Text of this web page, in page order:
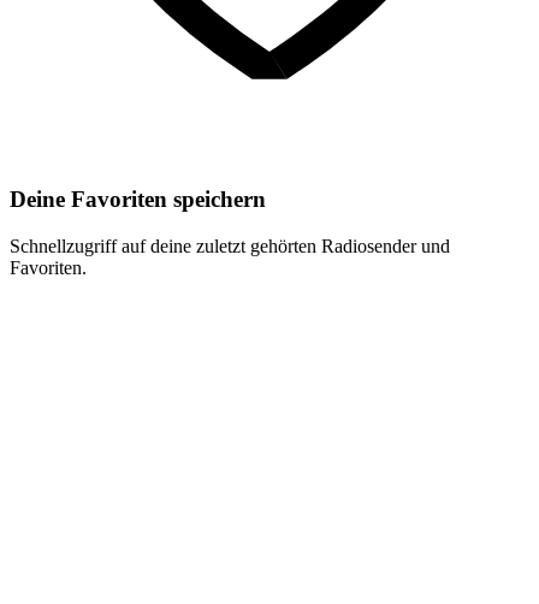
Deine Favoriten speichern
Schnellzugriff auf deine zuletzt gehörten Radiosender und
Favoriten.